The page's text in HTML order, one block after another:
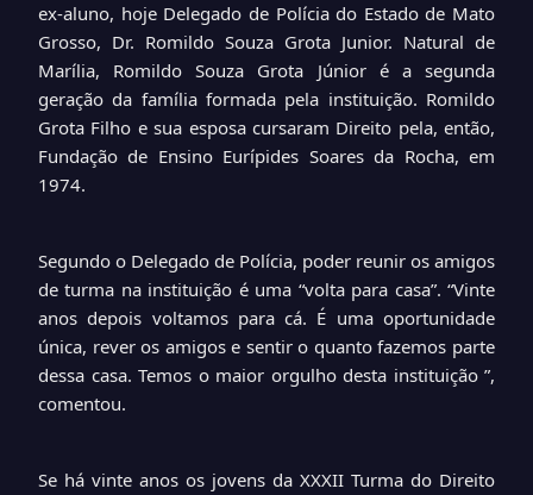
ex-aluno, hoje Delegado de Polícia do Estado de Mato
Grosso, Dr. Romildo Souza Grota Junior. Natural de
Marília, Romildo Souza Grota Júnior é a segunda
geração da família formada pela instituição. Romildo
Grota Filho e sua esposa cursaram Direito pela, então,
Fundação de Ensino Eurípides Soares da Rocha, em
1974.
Segundo o Delegado de Polícia, poder reunir os amigos
de turma na instituição é uma “volta para casa”. “Vinte
anos depois voltamos para cá. É uma oportunidade
única, rever os amigos e sentir o quanto fazemos parte
dessa casa. Temos o maior orgulho desta instituição ”,
comentou.
Se há vinte anos os jovens da XXXII Turma do Direito